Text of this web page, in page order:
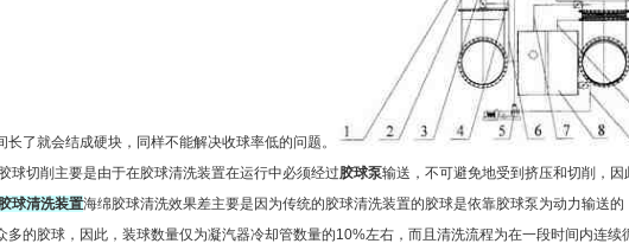
长了就会结成硬块，同样不能解决收球率低的问题。
切削主要是由于在胶球清洗装置在运行中必须经过胶球泵输送，不可避免地受到挤压和切削，因
球清洗装置海绵胶球清洗效果差主要是因为传统的胶球清洗装置的胶球是依靠胶球泵为动力输送
多的胶球，因此，装球数量仅为凝汽器冷却管数量的10%左右，而且清洗流程为在一段时间内连